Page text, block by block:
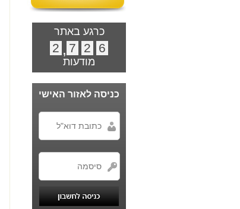
כרגע באתר
6
2
7
,
2
מודעות
כניסה לאזור האישי